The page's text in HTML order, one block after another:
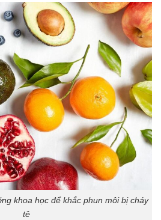
khoa học để khắc phun môi bị cháy
tê